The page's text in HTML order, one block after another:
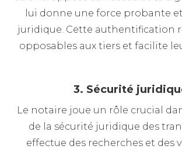
lui donne une force probante
juridique. Cette authentification
opposables aux tiers et facilite
3. Sécurité
Le notaire joue un rôle crucial
de la sécurité juridique des
effectue des recherches et des